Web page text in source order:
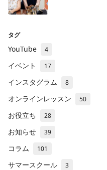
タグ
YouTube 4
イベント 17
インスタグラム 8
オンラインレッスン 50
お役立ち 28
お知らせ 39
コラム 101
サマースクール 3